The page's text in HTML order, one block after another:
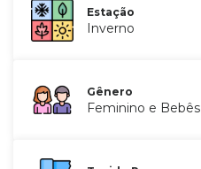
Estação
Inverno
Gênero
Feminino e Bebês